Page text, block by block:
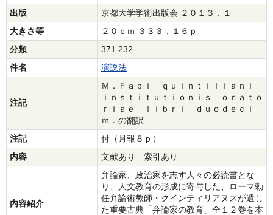
出版
京都大学学術出版会 ２０１３．１
大きさ等
２０ｃｍ ３３３，１６ｐ
分類
371.232
件名
演説法
注記
Ｍ．Ｆａｂｉ ｑｕｉｎｔｉｌｉａｎｉ
ｉｎｓｔｉｔｕｔｉｏｎｉｓ ｏｒａｔｏ
ｒｉａｅ ｌｉｂｒｉ ｄｕｏｄｅｃｉ
ｍ．の翻訳
注記
付（月報８ｐ）
内容
文献あり 索引あり
内容紹介
弁論家、政治家を志す人々の必読書とな
り、人文教育の形成に寄与した、ローマ勅
任弁論術教師・クインティリアヌスが遺し
た重要古典「弁論家の教育」全１２巻を本